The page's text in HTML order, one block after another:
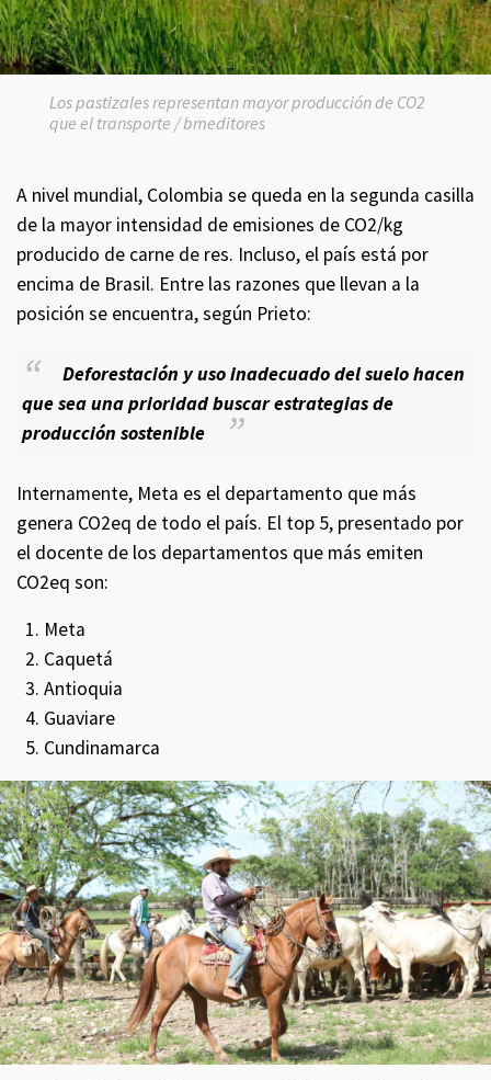
Los pastizales representan mayor producción de CO2
que el transporte / bmeditores
A nivel mundial, Colombia se queda en la segunda casilla
de la mayor intensidad de emisiones de CO2/kg
producido de carne de res. Incluso, el país está por
encima de Brasil. Entre las razones que llevan a la
posición se encuentra, según Prieto:
Deforestación y uso inadecuado del suelo hacen
que sea una prioridad buscar estrategias de
producción sostenible
Internamente, Meta es el departamento que más
genera CO2eq de todo el país. El top 5, presentado por
el docente de los departamentos que más emiten
CO2eq son:
Meta
Caquetá
Antioquia
Guaviare
Cundinamarca